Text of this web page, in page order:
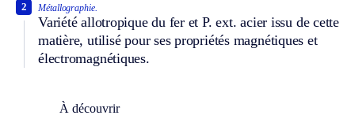
Métallographie.
Variété allotropique du fer etP. ext. acier issu de cette
matière, utilisé pour ses propriétés magnétiques et
électromagnétiques.
2
À découvrir